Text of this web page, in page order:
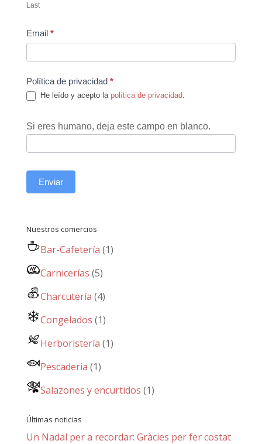
Last
Email *
Política de privacidad *
He leído y acepto la política de privacidad
Si eres humano, deja este campo en blanco.
Enviar
Nuestros comercios
Bar-Cafetería (1)
Carnicerías (5)
Charcutería (4)
Congelados (1)
Herboristería (1)
Pescaderia (1)
Salazones y encurtidos (1)
Últimas noticias
Un Nadal per a recordar: Gràcies per fer costat